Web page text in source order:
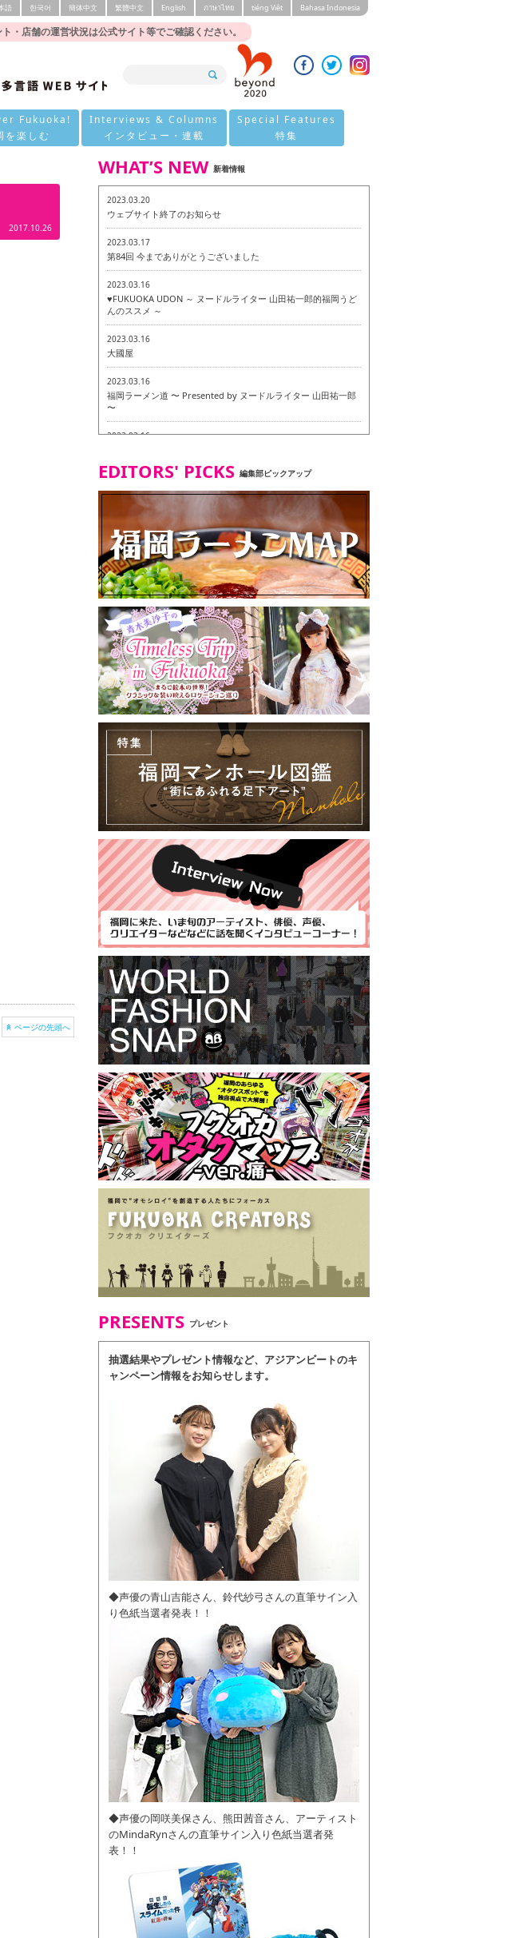
店舗の運営状況は公式サイト等でご確認ください。
語 한국어 簡体中文 繁體中文 English ภาษาไทย tiéng Viêt Bahasa Indonesia
Fukuoka!
を楽しむ
Interviews & Columns
インタビュー・連載
Special Features
特集
2017.10.26
ページの先頭へ
WHAT’S NEW 新着情報
2023.03.20
ウェブサイト終了のお知らせ
2023.03.17
第84回 今までありがとうございました
2023.03.16
♥FUKUOKA UDON ～ ヌードルライター 山田祐一郎的福岡うど
んのススメ ～
2023.03.16
大國屋
2023.03.16
福岡ラーメン道 〜 Presented by ヌードルライター 山田祐一郎
〜
2023.03.16
2023.03.07
ヴィーガン・ベジタリアンメニュー試食ツアー in 福岡市
2023.03.07
磯ぎよからず 博多本店 〜 ヴィーガン・ベジタリアンメニュー試
食ツアー in 福岡市！〜
2023.03.02
リトルスタンド大名店 〜 ヴィーガン・ベジタリアンメニュー
試食ツアー in 福岡市！〜
2023.02.28
東筑軒 折尾本社うどん店
EDITORS' PICKS 編集部ピックアップ
PRESENTS プレゼント
抽選結果やプレゼント情報など、アジアンビートのキ
ャンペーン情報をお知らせします。
◆声優の青山吉能さん、鈴代紗弓さんの直筆サイン入
り色紙当選者発表！！
◆声優の岡咲美保さん、熊田茜音さん、アーティスト
のMindaRynさんの直筆サイン入り色紙当選者発
表！！